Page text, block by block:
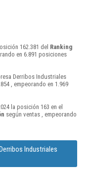
162.381 del Ranking
en 6.891 posiciones
Derribos Industriales
, empeorando en 1.969
la posición 163 en el
según ventas , empeorando
Industriales